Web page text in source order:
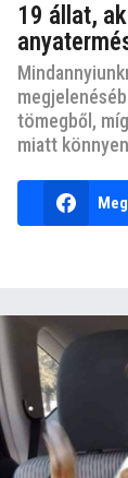
19 állat,
tömegből,
miatt